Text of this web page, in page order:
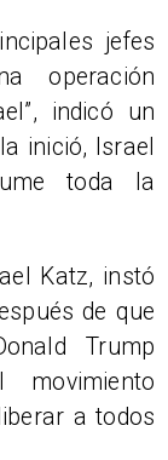
jefes
operación
indicó un
inició, Israel
toda la
Katz, instó
de que
Trump
a todos